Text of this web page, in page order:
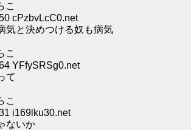
こ
cPzbvLcC0.net
気と決めつける奴も病気
こ
YFfySRSg0.net
て
こ
i169lku30.net
ないか